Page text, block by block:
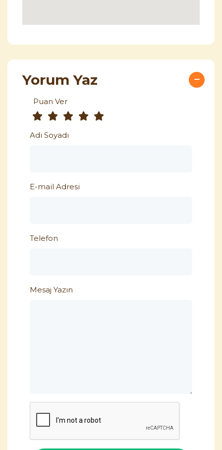
Yorum Yaz
Puan Ver
Adı Soyadı
E-mail Adresi
Telefon
Mesaj Yazın